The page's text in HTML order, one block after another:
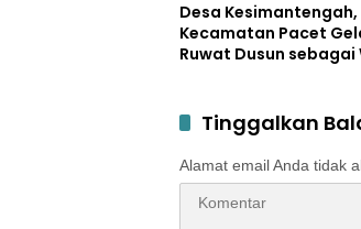
Desa Kesimantengah,
Kecamatan Pacet
Ruwat Dusun sebagai
Tinggalkan
Alamat email Anda tidak